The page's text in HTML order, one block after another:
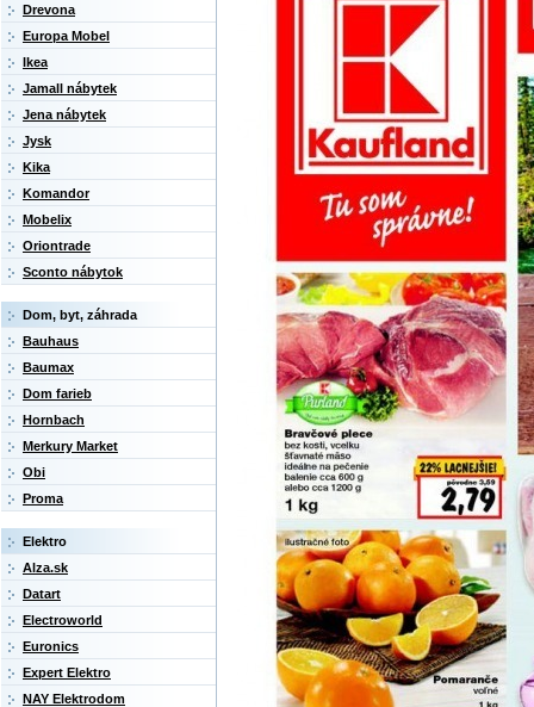
Drevona
Europa Mobel
Ikea
Jamall nábytek
Jena nábytek
Jysk
Kika
Komandor
Mobelix
Oriontrade
Sconto nábytok
Dom, byt, záhrada
Bauhaus
Baumax
Dom farieb
Hornbach
Merkury Market
Obi
Proma
Elektro
Alza.sk
Datart
Electroworld
Euronics
Expert Elektro
NAY Elektrodom